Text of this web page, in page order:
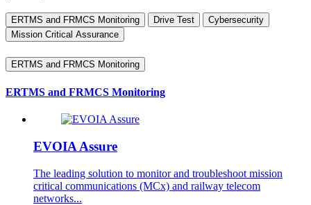
ERTMS and FRMCS Monitoring Drive Test
Cybersecurity
Mission Critical Assurance
ERTMS and FRMCS Monitoring
ERTMS and FRMCS Monitoring
EVOIA Assure
The leading solution to monitor and troubleshoot mission
critical communications (MCx) and railway telecom
networks...